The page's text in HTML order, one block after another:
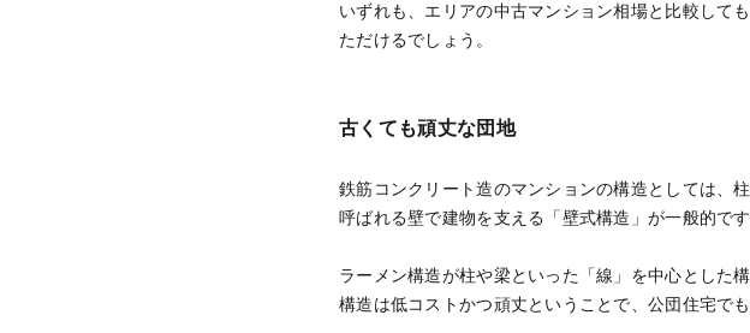
いずれも、エリアの中古マンション相場と比較して
ただけるでしょう。
古くても頑丈な団地
鉄筋コンクリート造のマンションの構造としては、
呼ばれる壁で建物を支える「壁式構造」が一般的です
ラーメン構造が柱や梁といった「線」を中心とした
構造は低コストかつ頑丈ということで、公団住宅で